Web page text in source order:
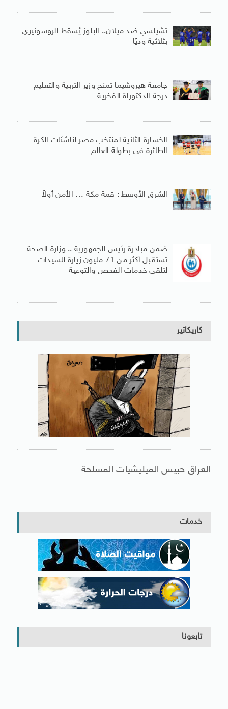
تشيلسي ضد ميلان.. البلوز يُسقط الروسونيري
بثلاثية وديًا
جامعة هيروشيما تمنح وزير التربية والتعليم
درجة الدكتوراة الفخرية
الخسارة الثانية لمنتخب مصر لناشئات الكرة
الطائرة فى بطولة العالم
الشرق الأوسط : قمة مكة … الأمن أولاً
ضمن مبادرة رئيس الجمهورية .. وزارة الصحة
تستقبل أكثر من 71 مليون زيارة للسيدات
لتلقى خدمات الفحص والتوعية
كاريكاتير
العراق حبيس الميليشيات المسلحة
خدمات
تابعونا